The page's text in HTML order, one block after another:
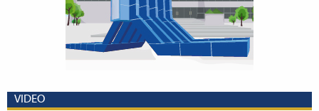
VIDEO